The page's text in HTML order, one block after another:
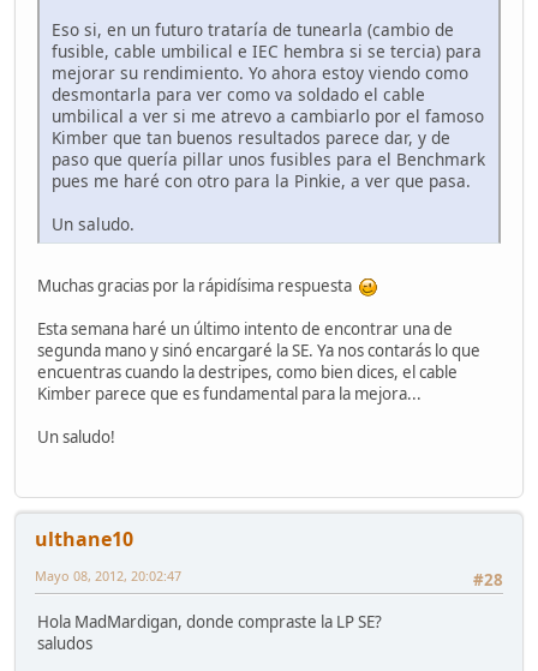
Eso si, en un futuro trataría de tunearla (cambio de
fusible, cable umbilical e IEC hembra si se tercia) para
mejorar su rendimiento. Yo ahora estoy viendo como
desmontarla para ver como va soldado el cable
umbilical a ver si me atrevo a cambiarlo por el famoso
Kimber que tan buenos resultados parece dar, y de
paso que quería pillar unos fusibles para el Benchmark
pues me haré con otro para la Pinkie, a ver que pasa.
Un saludo.
Muchas gracias por la rápidísima respuesta
Esta semana haré un último intento de encontrar una de
segunda mano y sinó encargaré la SE. Ya nos contarás lo que
encuentras cuando la destripes, como bien dices, el cable
Kimber parece que es fundamental para la mejora...
Un saludo!
ulthane10
#28
Mayo 08, 2012, 20:02:47
Hola MadMardigan, donde compraste la LP SE?
saludos